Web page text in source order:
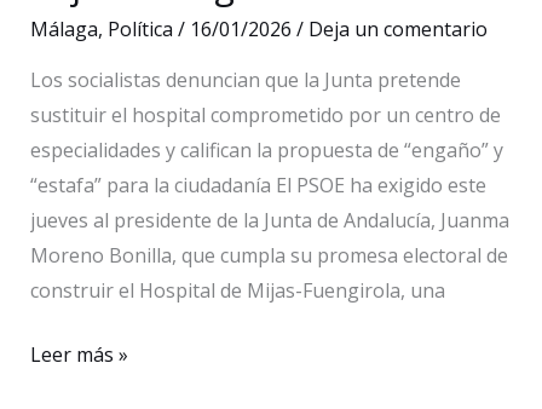
zona
Málaga, Política / 16/01/2026 / Deja un comentario
Los socialistas denuncian que la Junta pretende
sustituir el hospital comprometido por un centro de
especialidades y califican la propuesta de “engaño” y
“estafa” para la ciudadanía El PSOE ha exigido este
jueves al presidente de la Junta de Andalucía, Juanma
Moreno Bonilla, que cumpla su promesa electoral de
construir el Hospital de Mijas-Fuengirola, una
El
Leer más »